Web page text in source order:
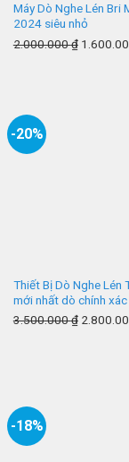
Máy Dò Nghe Lén Bri
2024 siêu nhỏ
2.000.000₫
-20%
Thiết Bị Dò Nghe Lén
mới nhất dò chính xác
3.500.000₫
-18%